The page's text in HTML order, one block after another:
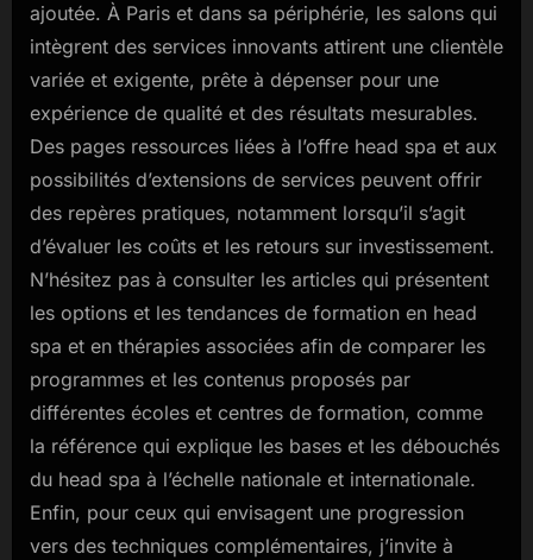
ajoutée. À Paris et dans sa périphérie, les salons qui
intègrent des services innovants attirent une clientèle
variée et exigente, prête à dépenser pour une
expérience de qualité et des résultats mesurables.
Des pages ressources liées à l’offre head spa et aux
possibilités d’extensions de services peuvent offrir
des repères pratiques, notamment lorsqu’il s’agit
d’évaluer les coûts et les retours sur investissement.
N’hésitez pas à consulter les articles qui présentent
les options et les tendances de formation en head
spa et en thérapies associées afin de comparer les
programmes et les contenus proposés par
différentes écoles et centres de formation, comme
la référence qui explique les bases et les débouchés
du head spa à l’échelle nationale et internationale.
Enfin, pour ceux qui envisagent une progression
vers des techniques complémentaires, j’invite à